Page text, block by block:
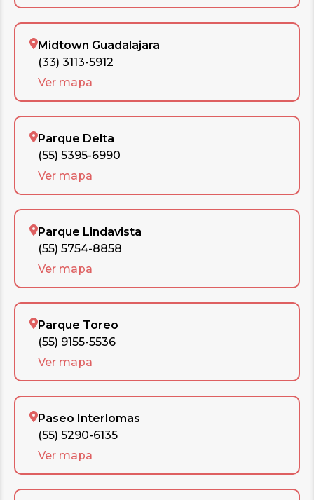
Midtown Guadalajara
(33) 3113-5912
Ver mapa
Parque Delta
(55) 5395-6990
Ver mapa
Parque Lindavista
(55) 5754-8858
Ver mapa
Parque Toreo
(55) 9155-5536
Ver mapa
Paseo Interlomas
(55) 5290-6135
Ver mapa